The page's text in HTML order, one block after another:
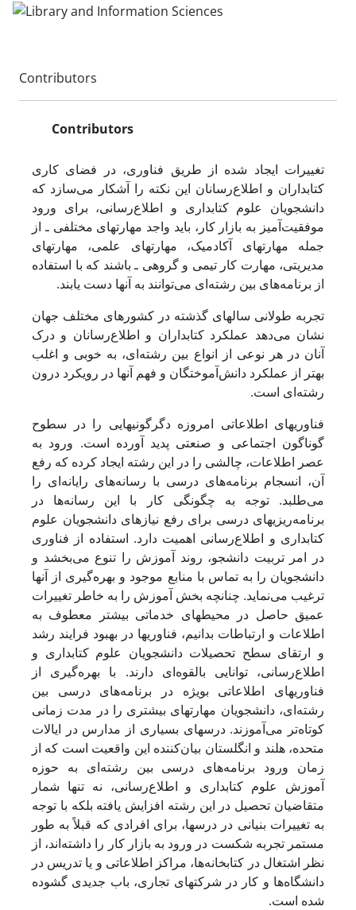
Contributors
Contributors
تغییرات ایجاد شده از طریق فناوری، در فضای کاری
کتابداران و اطلاع‌رسانان این نکته را آشکار می‌سازد که
دانشجویان علوم کتابداری و اطلاع‌رسانی، برای ورود
موفقیت‌آمیز به بازار کار، باید واجد مهارتهای مختلفی ـ از
جمله مهارتهای آکادمیک، مهارتهای علمی، مهارتهای
مدیریتی، مهارت کار تیمی و گروهی ـ باشند که با استفاده
از برنامه‌های بین رشته‌ای می‌توانند به آنها دست یابند.
تجربه طولانی سالهای گذشته در کشورهای مختلف جهان
نشان می‌دهد عملکرد کتابداران و اطلاع‌رسانان و درک
آنان در هر نوعی از انواع بین رشته‌ای، به خوبی و اغلب
بهتر از عملکرد دانش‌آموختگان و فهم آنها در رویکرد درون
رشته‌ای است.
فناوریهای اطلاعاتی امروزه دگرگونیهایی را در سطوح
گوناگون اجتماعی و صنعتی پدید آورده است. ورود به
عصر اطلاعات، چالشی را در این رشته ایجاد کرده که رفع
آن، انسجام برنامه‌های درسی با رسانه‌های رایانه‌ای را
می‌طلبد. توجه به چگونگی کار با این رسانه‌ها در
برنامه‌ریزیهای درسی برای رفع نیازهای دانشجویان علوم
کتابداری و اطلاع‌رسانی اهمیت دارد. استفاده از فناوری
در امر تربیت دانشجو، روند آموزش را تنوع می‌بخشد و
دانشجویان را به تماس با منابع موجود و بهره‌گیری از آنها
ترغیب می‌نماید. چنانچه بخش آموزش را به خاطر تغییرات
عمیق حاصل در محیطهای خدماتی بیشتر معطوف به
اطلاعات و ارتباطات بدانیم، فناوریها در بهبود فرایند رشد
و ارتقای سطح تحصیلات دانشجویان علوم کتابداری و
اطلاع‌رسانی، توانایی بالقوه‌ای دارند. با بهره‌گیری از
فناوریهای اطلاعاتی بویژه در برنامه‌های درسی بین
رشته‌ای، دانشجویان مهارتهای بیشتری را در مدت زمانی
کوتاه‌تر می‌آموزند. درسهای بسیاری از مدارس در ایالات
متحده، هلند و انگلستان بیان‌کننده این واقعیت است که از
زمان ورود برنامه‌های درسی بین رشته‌ای به حوزه
آموزش علوم کتابداری و اطلاع‌رسانی، نه تنها شمار
متقاضیان تحصیل در این رشته افزایش یافته بلکه با توجه
به تغییرات بنیانی در درسها، برای افرادی که قبلاً به طور
مستمر تجربه شکست در ورود به بازار کار را داشته‌اند، از
نظر اشتغال در کتابخانه‌ها، مراکز اطلاعاتی و یا تدریس در
دانشگاه‌ها و کار در شرکتهای تجاری، باب جدیدی گشوده
شده است.